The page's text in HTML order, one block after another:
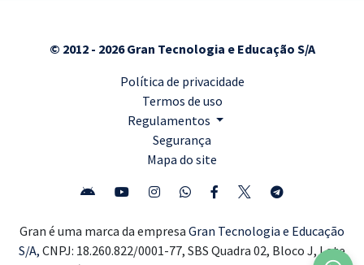
© 2012 - 2026 Gran Tecnologia e Educação S/A
Política de privacidade
Termos de uso
Regulamentos
Segurança
Mapa do site
Gran é uma marca da empresa Gran Tecnologia e Educação
S/A, CNPJ: 18.260.822/0001-77, SBS Quadra 02, Bloco J, Lote